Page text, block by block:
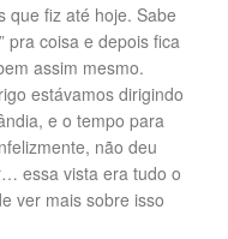
que fiz até hoje. Sabe
pra coisa e depois fica
assim mesmo.
estávamos dirigindo
e o tempo para
não deu
essa vista era tudo o
ver mais sobre isso